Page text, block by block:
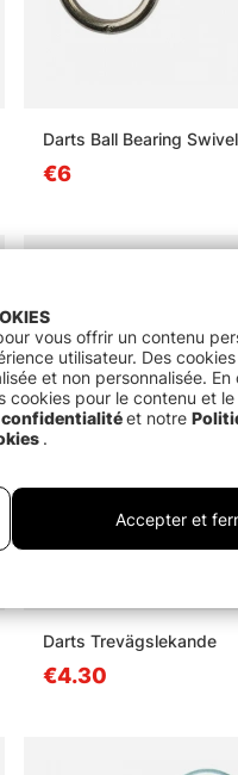
Darts Ball Bearing Swivel
€6
Darts Trevägslekande
€4.30
vous offrir un contenu
utilisateur. Des
et non personnalisée. En
pour le contenu et
et notre
.
Accepter et